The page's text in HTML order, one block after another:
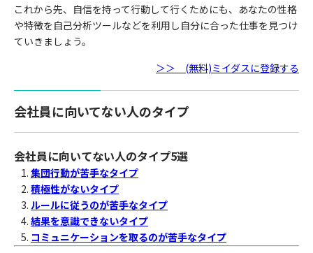
これから先、自信を持って行動して行くためにも、あなたの性格
や特徴を自己分析ツールなどを利用し自分に合った仕事を見つけ
ていきましょう。
＞＞ (無料)ミイダスに登録する
会社員に向いてない人のタイプ
会社員に向いてない人のタイプ5選
集団行動が苦手なタイプ
積極性がないタイプ
ルールに従うのが苦手なタイプ
結果を意識できないタイプ
コミュニケーションを取るのが苦手なタイプ